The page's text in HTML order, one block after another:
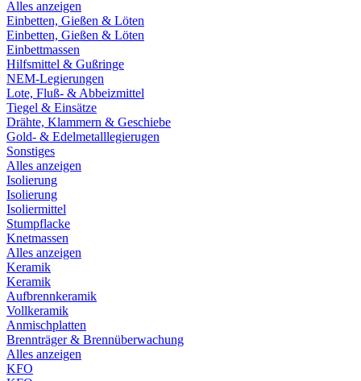
Alles anzeigen
Einbetten, Gießen & Löten
Einbetten, Gießen & Löten
Einbettmassen
Hilfsmittel & Gußringe
NEM-Legierungen
Lote, Fluß- & Abbeizmittel
Tiegel & Einsätze
Drähte, Klammern & Geschiebe
Gold- & Edelmetalllegierugen
Sonstiges
Alles anzeigen
Isolierung
Isolierung
Isoliermittel
Stumpflacke
Knetmassen
Alles anzeigen
Keramik
Keramik
Aufbrennkeramik
Vollkeramik
Anmischplatten
Brennträger & Brennüberwachung
Alles anzeigen
KFO